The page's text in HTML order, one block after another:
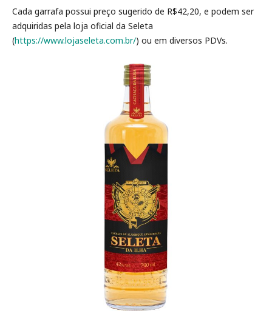
Cada garrafa possui preço sugerido de R$42,20, e podem ser
adquiridas pela loja oficial da Seleta
(https://www.lojaseleta.com.br/) ou em diversos PDVs.